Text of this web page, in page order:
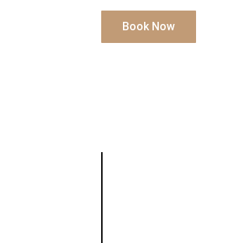
Book Now